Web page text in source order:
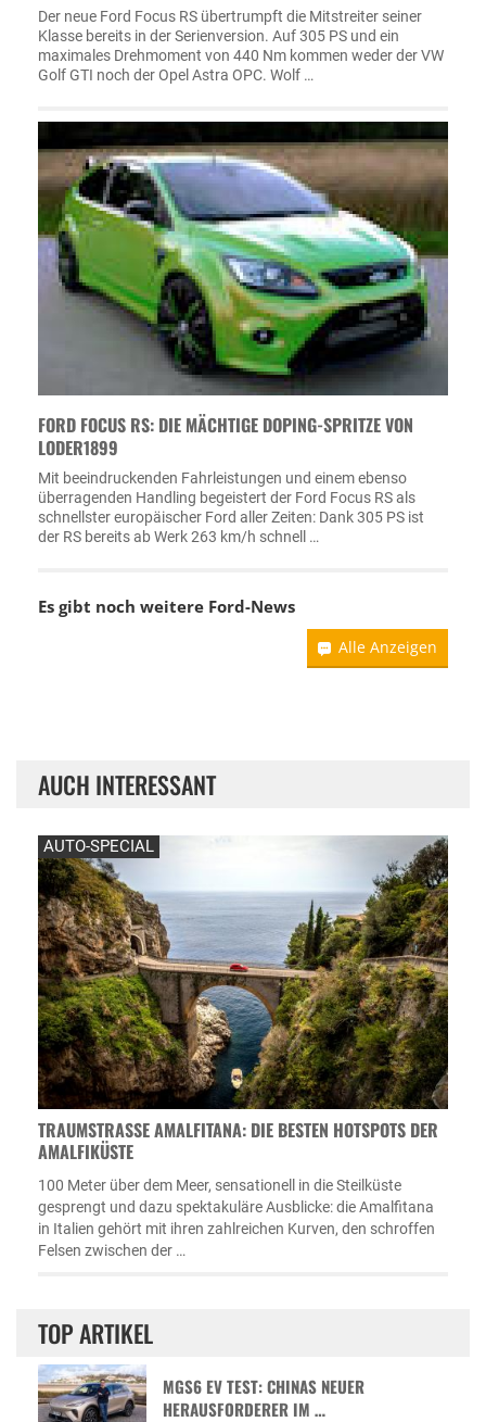
Der neue Ford Focus RS übertrumpft die Mitstreiter seiner
Klasse bereits in der Serienversion. Auf 305 PS und ein
maximales Drehmoment von 440 Nm kommen weder der VW
Golf GTI noch der Opel Astra OPC. Wolf …
FORD FOCUS RS: DIE MÄCHTIGE DOPING-SPRITZE VON
LODER1899
Mit beeindruckenden Fahrleistungen und einem ebenso
überragenden Handling begeistert der Ford Focus RS als
schnellster europäischer Ford aller Zeiten: Dank 305 PS ist
der RS bereits ab Werk 263 km/h schnell …
Es gibt noch weitere Ford-News
Alle Anzeigen
AUCH INTERESSANT
AUTO-SPECIAL
TRAUMSTRASSE AMALFITANA: DIE BESTEN HOTSPOTS DER A
MALFIKÜSTE
100 Meter über dem Meer, sensationell in die Steilküste
gesprengt und dazu spektakuläre Ausblicke: die Amalfitana
in Italien gehört mit ihren zahlreichen Kurven, den schroffen
Felsen zwischen der …
TOP ARTIKEL
MGS6 EV TEST: CHINAS NEUER
HERAUSFORDERER IM …